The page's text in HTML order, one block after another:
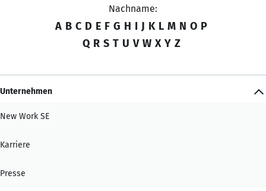
Nachname:
A B C D E F G H I J K L M N O P
Q R S T U V W X Y Z
Unternehmen
New Work SE
Karriere
Presse